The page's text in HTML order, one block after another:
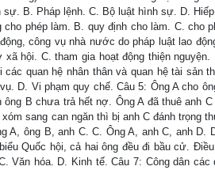
B. Pháp lệnh. C. Bộ luật hình sự. D.
phép làm. B. quy định cho làm. C. cho
công vụ nhà nước do pháp luật lao
hội. C. tham gia hoạt động thiện
quan hệ nhân thân và quan hệ tài sản
D. Vi phạm quy chế. Câu 5: Ông A cho
B chưa trả hết nợ. Ông A đã thuê anh
sang can ngăn thì bị anh C đánh trọng
ông B, anh C. C. Ông A, anh C, anh D.
Quốc hội, cả hai ông đều đi bầu cử.
Văn hóa. D. Kinh tế. Câu 7: Công dân